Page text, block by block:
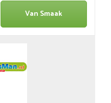
Van Smaak